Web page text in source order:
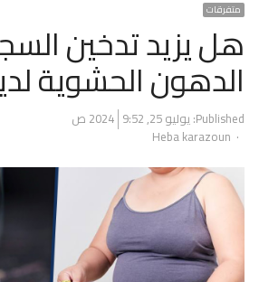
متفرقات
هل يزيد تدخين
الدهون الحشوية
Published: يوليو 25, 2024 9:52 ص
Author
Heba karazoun